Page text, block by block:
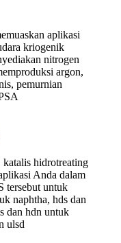
aplikasi
kriogenik
nitrogen
argon,
pemurnian
hidrotreating
Anda dalam
tersebut untuk
naphtha, hds dan
dan hdn untuk
ulsd